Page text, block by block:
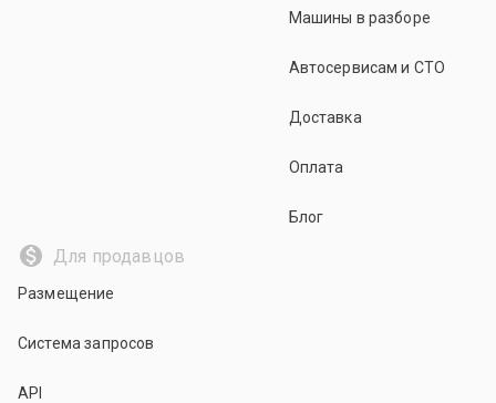
Машины в разборе
Автосервисам и СТО
Доставка
Оплата
Блог
Для продавцов
Размещение
Система запросов
API